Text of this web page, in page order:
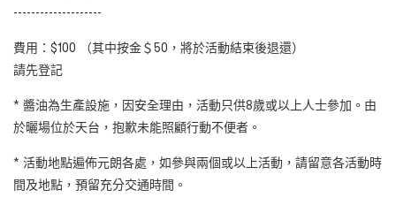
--------------------
費用：$100 （其中按金＄50，將於活動結束後退還）
請先登記
* 醬油為生產設施，因安全理由，活動只供8歲或以上人士參加。由
於曬場位於天台，抱歉未能照顧行動不便者。
* 活動地點遍佈元朗各處，如參與兩個或以上活動，請留意各活動時
間及地點，預留充分交通時間。